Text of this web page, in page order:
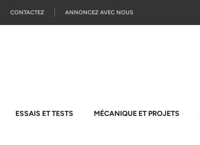
CONTACTEZ ANNONCEZ AVEC NOUS
ESSAIS ET TESTS MÉCANIQUE ET PROJETS